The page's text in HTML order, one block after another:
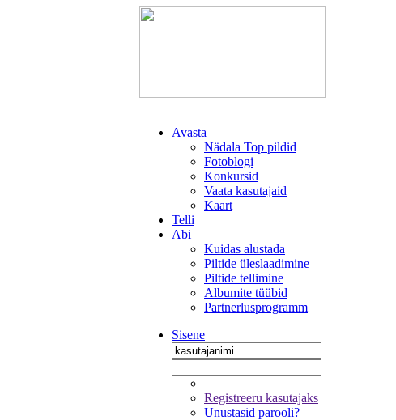
Avasta
Nädala Top pildid
Fotoblogi
Konkursid
Vaata kasutajaid
Kaart
Telli
Abi
Kuidas alustada
Piltide üleslaadimine
Piltide tellimine
Albumite tüübid
Partnerlusprogramm
Sisene
Registreeru kasutajaks
Unustasid parooli?